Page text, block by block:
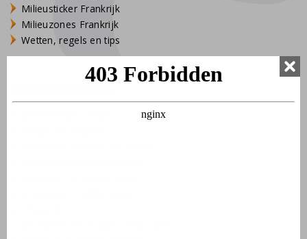
Milieusticker Frankrijk
Milieuzones Frankrijk
Wetten, regels en tips